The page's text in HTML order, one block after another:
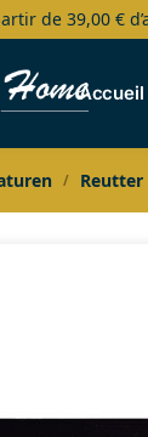
de 39,00 €
Accueil
/